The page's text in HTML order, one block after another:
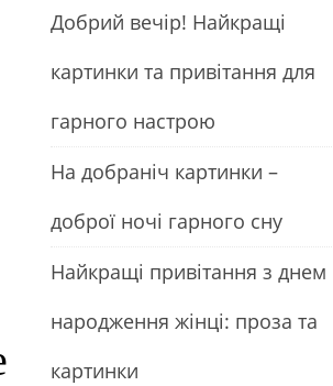
Добрий вечір! Найкращі
картинки та привітання для
гарного настрою
На добраніч картинки –
доброї ночі гарного сну
Найкращі привітання з днем
народження жінці: проза та
картинки